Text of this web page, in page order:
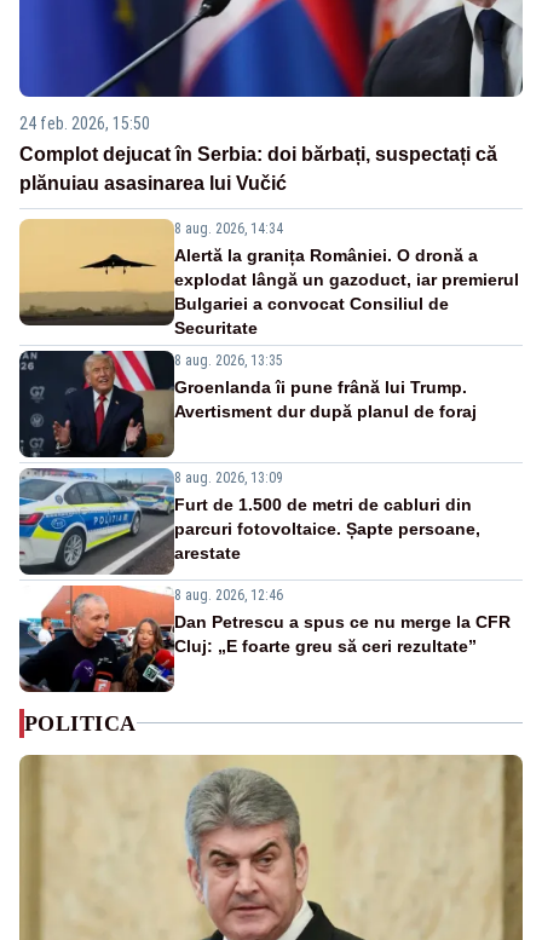
24 feb. 2026, 15:50
Complot dejucat în Serbia: doi bărbați, suspectați că
plănuiau asasinarea lui Vučić
8 aug. 2026, 14:34
Alertă la granița României. O dronă a
explodat lângă un gazoduct, iar premierul
Bulgariei a convocat Consiliul de
Securitate
8 aug. 2026, 13:35
Groenlanda îi pune frână lui Trump.
Avertisment dur după planul de foraj
8 aug. 2026, 13:09
Furt de 1.500 de metri de cabluri din
parcuri fotovoltaice. Șapte persoane,
arestate
8 aug. 2026, 12:46
Dan Petrescu a spus ce nu merge la CFR
Cluj: „E foarte greu să ceri rezultate”
POLITICA